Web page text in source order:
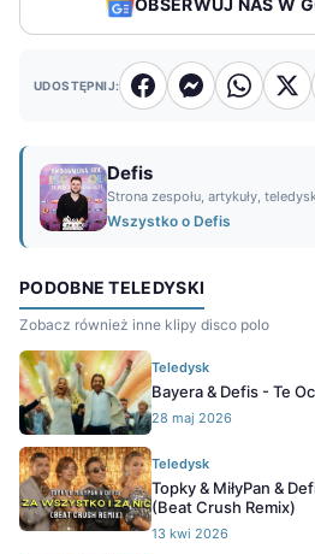
UDOSTĘPNIJ:
Defis
Strona zespołu, artykuły,
Wszystko o Defis
PODOBNE TELEDYSKI
Zobacz również inne klipy disco polo
Teledysk
Bayera & Defis - Te
28 maj 2026
Teledysk
Topky & MiłyPan &
(Beat Crush Remix)
13 kwi 2026